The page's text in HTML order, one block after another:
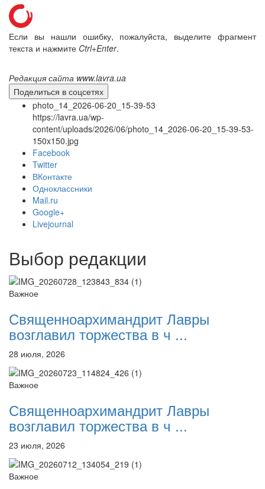
Онлайн трансляции
12 сентября 2015
12 сентября 2015
12 сентября 2015
12 сентября 2015
12 сентября 2015
12 сентября 2015Название трансляции
12 сентября 2015Название трансляции
Перейти к архиву
Если вы нашли ошибку, пожалуйста, выделите фрагмент
текста и нажмите Ctrl+Enter.
Редакция сайта www.lavra.ua
Поделиться в соцсетях
photo_14_2026-06-20_15-39-53
https://lavra.ua/wp-
content/uploads/2026/06/photo_14_2026-06-20_15-39-53-
150x150.jpg
Facebook
Twitter
ВКонтакте
Одноклассники
Mail.ru
Google+
Livejournal
Выбор редакции
Важное
Священноархимандрит Лавры
возглавил торжества в ч ...
28 июля, 2026
Важное
Священноархимандрит Лавры
возглавил торжества в ч ...
23 июля, 2026
Важное